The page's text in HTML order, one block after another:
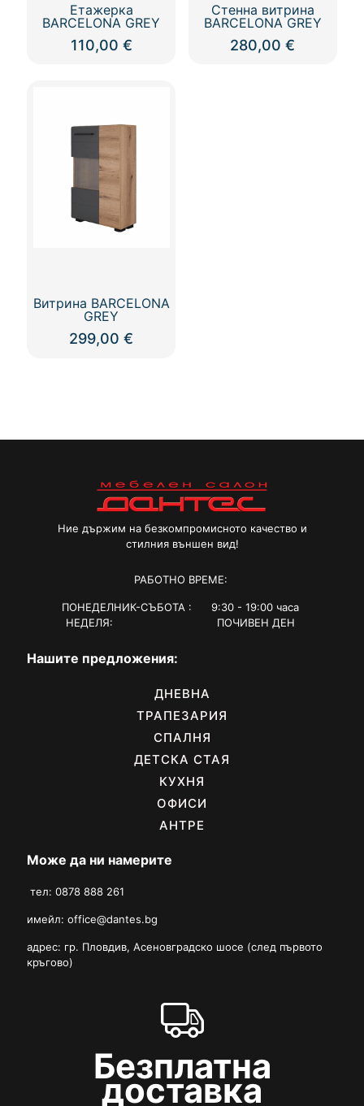
Етажерка
BARCELONA GREY
110,00 €
Стенна витрина
BARCELONA GREY
280,00€
Витрина BARCELONA
GREY
299,00€
Ние държим на безкомпромисното качество и
стилния външен вид!
РАБОТНО ВРЕМЕ:
ПОНЕДЕЛНИК-СЪБОТА : 9:30 - 19:00 часа
НЕДЕЛЯ: ПОЧИВЕН ДЕН
Нашите предложения:
ДНЕВНА
ТРАПЕЗАРИЯ
СПАЛНЯ
ДЕТСКА СТАЯ
КУХНЯ
ОФИСИ
АНТРЕ
Може да ни намерите
тел: 0878 888 261
имейл: office@dantes.bg
адрес: гр. Пловдив, Асеновградско шосе (след първото
кръгово)
Безплатна
доставка